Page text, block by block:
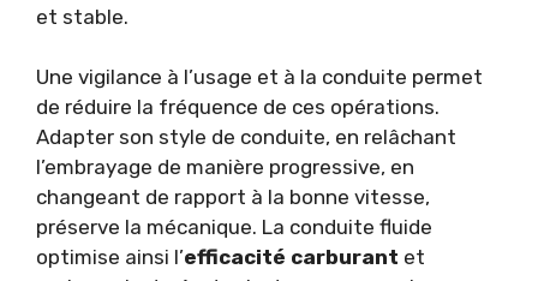
et stable.
Une vigilance à l’usage et à la conduite permet
de réduire la fréquence de ces opérations.
Adapter son style de conduite, en relâchant
l’embrayage de manière progressive, en
changeant de rapport à la bonne vitesse,
préserve la mécanique. La conduite fluide
optimise ainsi l’efficacité carburant et